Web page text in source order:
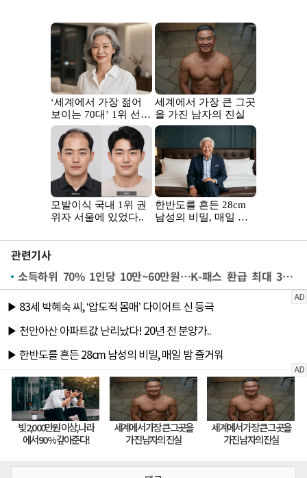
관련기사
소득하위 70% 1인당 10만~60만원…K-패스 환급 최대 30%p↑[전쟁추경]